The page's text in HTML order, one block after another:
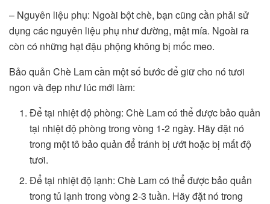
– Nguyên liệu phụ: Ngoài bột chè, bạn cũng cần phải sử
dụng các nguyên liệu phụ như đường, mật mía. Ngoài ra
còn có những hạt đậu phộng không bị mốc meo.
Bảo quản Chè Lam cần một số bước để giữ cho nó tươi
ngon và đẹp như lúc mới làm:
Để tại nhiệt độ phòng: Chè Lam có thể được bảo quản
tại nhiệt độ phòng trong vòng 1-2 ngày. Hãy đặt nó
trong một tô bảo quản để tránh bị ướt hoặc bị mất độ
tươi.
Để tại nhiệt độ lạnh: Chè Lam có thể được bảo quản
trong tủ lạnh trong vòng 2-3 tuần. Hãy đặt nó trong